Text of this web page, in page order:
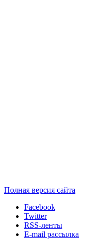
Полная версия сайта
Facebook
Twitter
RSS-ленты
E-mail рассылка